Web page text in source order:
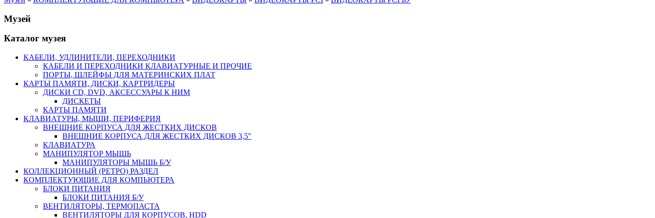
Музей
Каталог музея
КАБЕЛИ, УДЛИНИТЕЛИ, ПЕРЕХОДНИКИ
КАБЕЛИ И ПЕРЕХОДНИКИ КЛАВИАТУРНЫЕ И ПРОЧИЕ
ПОРТЫ, ШЛЕЙФЫ ДЛЯ МАТЕРИНСКИХ ПЛАТ
КАРТЫ ПАМЯТИ, ДИСКИ, КАРТРИДЕРЫ
ДИСКИ CD, DVD, АКСЕССУАРЫ К НИМ
ДИСКЕТЫ
КАРТЫ ПАМЯТИ
КЛАВИАТУРЫ, МЫШИ, ПЕРИФЕРИЯ
ВНЕШНИЕ КОРПУСА ДЛЯ ЖЕСТКИХ ДИСКОВ
ВНЕШНИЕ КОРПУСА ДЛЯ ЖЕСТКИХ ДИСКОВ 3,5"
КЛАВИАТУРА
МАНИПУЛЯТОР МЫШЬ
МАНИПУЛЯТОРЫ МЫШЬ Б/У
КОЛЛЕКЦИОННЫЙ (РЕТРО) РАЗДЕЛ
КОМПЛЕКТУЮЩИЕ ДЛЯ КОМПЬЮТЕРА
БЛОКИ ПИТАНИЯ
БЛОКИ ПИТАНИЯ Б/У
ВЕНТИЛЯТОРЫ, ТЕРМОПАСТА
ВЕНТИЛЯТОРЫ ДЛЯ КОРПУСОВ, HDD